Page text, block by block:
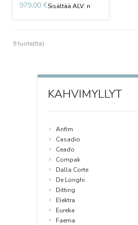
979,00 €
9 tuote(tta)
KAHVIMYLLYT
Anfim
Casadio
Ceado
Compak
Dalla Corte
De Longhi
Ditting
Elektra
Eureka
Faema